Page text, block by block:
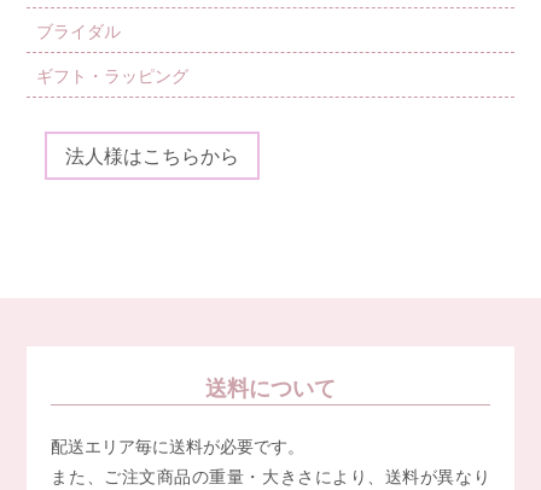
ブライダル
ギフト・ラッピング
法人様はこちらから
送料について
配送エリア毎に送料が必要です。
また、ご注文商品の重量・大きさにより、送料が異なり